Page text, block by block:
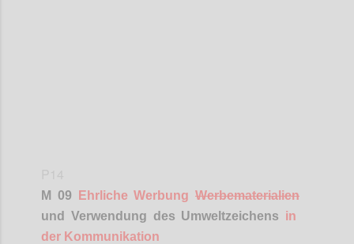
M 09 Ehrliche Werbung Werbematerialien
und Verwendung des Umweltzeichens in
der Kommunikation